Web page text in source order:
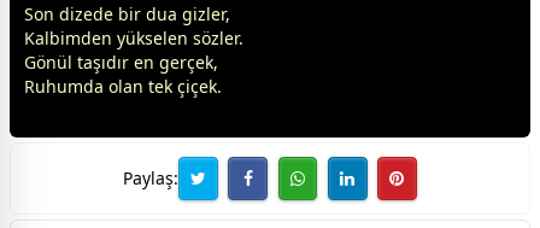
Son dizede bir dua gizler,
Kalbimden yükselen sözler.
Gönül taşıdır en gerçek,
Ruhumda olan tek çiçek.
Paylaş: